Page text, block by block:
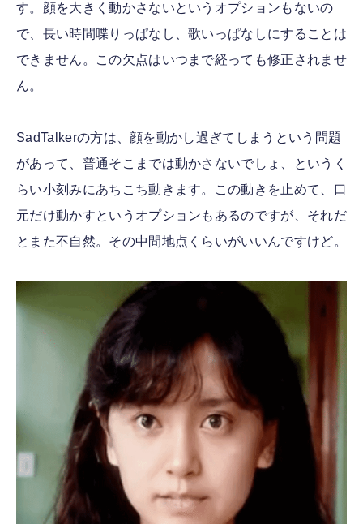
す。顔を大きく動かさないというオプションもないの
で、長い時間喋りっぱなし、歌いっぱなしにすることは
できません。この欠点はいつまで経っても修正されませ
ん。
SadTalkerの方は、顔を動かし過ぎてしまうという問題
があって、普通そこまでは動かさないでしょ、というく
らい小刻みにあちこち動きます。この動きを止めて、口
元だけ動かすというオプションもあるのですが、それだ
とまた不自然。その中間地点くらいがいいんですけど。